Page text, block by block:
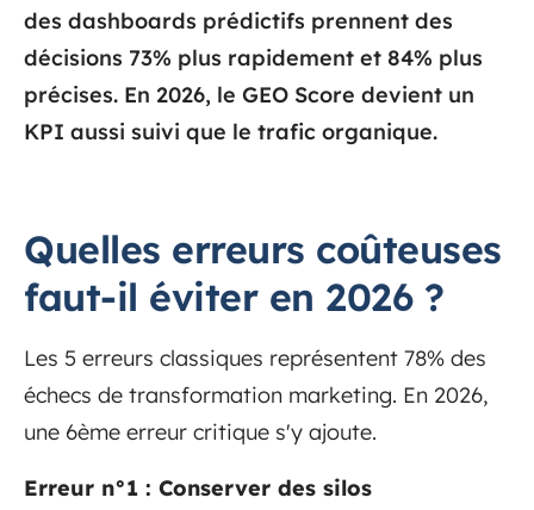
des dashboards prédictifs prennent des
décisions 73% plus rapidement et 84% plus
précises. En 2026, le GEO Score devient un
KPI aussi suivi que le trafic organique.
Quelles erreurs coûteuses
faut-il éviter en 2026 ?
Les 5 erreurs classiques représentent 78% des
échecs de transformation marketing. En 2026,
une 6ème erreur critique s'y ajoute.
Erreur n°1 : Conserver des silos